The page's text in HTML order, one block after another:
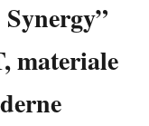
materiale